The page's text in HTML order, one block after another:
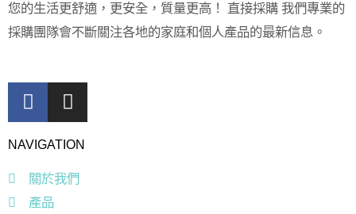
您的生活更舒適，更安全，質量更高！ 直接採購 我們專業的
採購團隊會不斷關注各地的家庭和個人產品的最新信息。
NAVIGATION
關於我們
產品